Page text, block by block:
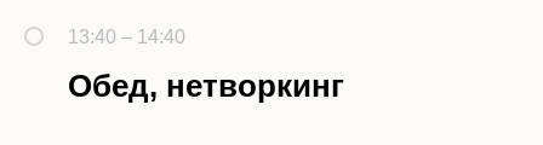
13:40 – 14:40
Обед, нетворкинг